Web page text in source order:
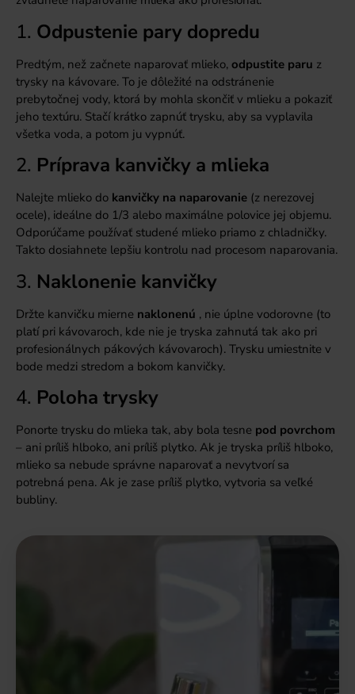
1. Odpustenie pary dopredu
Predtým, než začnete naparovať mlieko, odpustite paru z
trysky na kávovare. To je dôležité na odstránenie
prebytočnej vody, ktorá by mohla skončiť v mlieku a pokaziť
jeho textúru. Stačí krátko zapnúť trysku, aby sa vyplavila
všetka voda, a potom ju vypnúť.
2. Príprava kanvičky a mlieka
Nalejte mlieko do kanvičky na naparovanie (z nerezovej
ocele), ideálne do 1/3 alebo maximálne polovice jej objemu.
Odporúčame používať studené mlieko priamo z chladničky.
Takto dosiahnete lepšiu kontrolu nad procesom naparovania.
3. Naklonenie kanvičky
Držte kanvičku mierne naklonenú , nie úplne vodorovne (to
platí pri kávovaroch, kde nie je tryska zahnutá tak ako pri
profesionálnych pákových kávovaroch). Trysku umiestnite v
bode medzi stredom a bokom kanvičky.
4. Poloha trysky
Ponorte trysku do mlieka tak, aby bola tesne pod povrchom
– ani príliš hlboko, ani príliš plytko. Ak je tryska príliš hlboko,
mlieko sa nebude správne naparovať a nevytvorí sa
potrebná pena. Ak je zase príliš plytko, vytvoria sa veľké
bubliny.